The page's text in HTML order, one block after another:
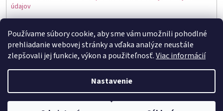
Používame súbory cookie, aby sme vám umožnili pohodlné
prehliadanie webovej stránky a vďaka analýze neustále
zlepšovali jej funkcie, výkon a použiteľnosť.Viac informácií
Nastavenie
údajov
PRIHLÁSIŤ SA
Copyright 2026Toptortička. Všetky práva vyhradené.Upraviť